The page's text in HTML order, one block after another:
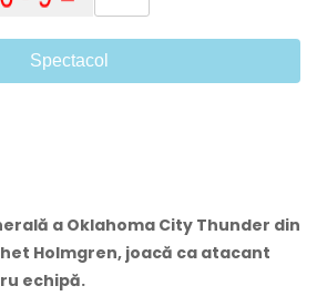
Spectacol
a Oklahoma City Thunder din
Holmgren, joacă ca atacant
echipă.